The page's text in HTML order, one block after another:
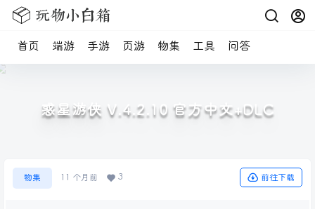
首页 端游 手游 页游 物集 工具 问答
惑星游侠 V.4.2.10 官方中文+DLC
物集 11 个月前 3 前往下载